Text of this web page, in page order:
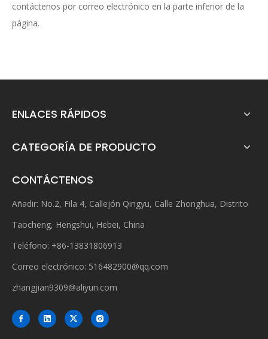
contáctenos por correo electrónico en la parte inferior de la
página.
ENLACES RÁPIDOS
CATEGORÍA DE PRODUCTO
CONTÁCTENOS
Añadir: No.2, Fila 4, Callejón Qingyu, Calle Zhonghua, Distrito
Taocheng, Hengshui, Hebei, China
Teléfono: +86-13831806913
Correo electrónico: 516482900@qq.com
zhangjian9309@aliyun.com